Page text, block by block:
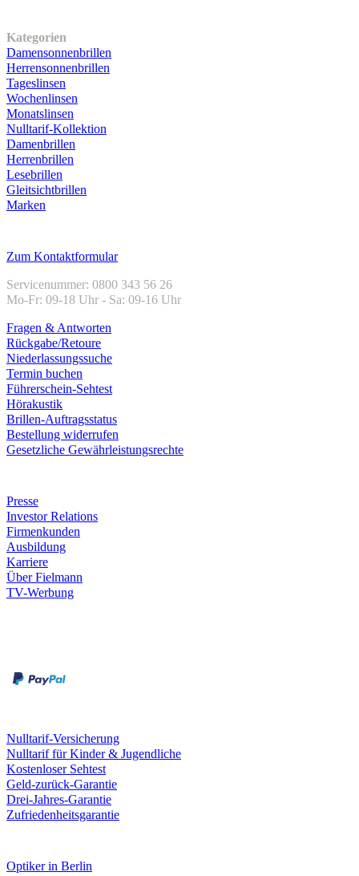
Kategorien
Damensonnenbrillen
Herrensonnenbrillen
Tageslinsen
Wochenlinsen
Monatslinsen
Nulltarif-Kollektion
Damenbrillen
Herrenbrillen
Lesebrillen
Gleitsichtbrillen
Marken
Zum Kontaktformular
Servicenummer: 0800 343 56 26
Mo-Fr: 09-18 Uhr - Sa: 09-16 Uhr
Fragen & Antworten
Rückgabe/Retoure
Niederlassungssuche
Termin buchen
Führerschein-Sehtest
Hörakustik
Brillen-Auftragsstatus
Bestellung widerrufen
Gesetzliche Gewährleistungsrechte
Presse
Investor Relations
Firmenkunden
Ausbildung
Karriere
Über Fielmann
TV-Werbung
Nulltarif-Versicherung
Nulltarif für Kinder & Jugendliche
Kostenloser Sehtest
Geld-zurück-Garantie
Drei-Jahres-Garantie
Zufriedenheitsgarantie
Optiker in Berlin